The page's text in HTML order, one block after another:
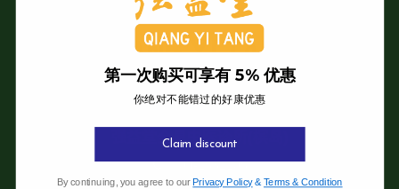
强益堂全息中医诊所
强益堂全息中医诊所(槟岛)
04-2832108
第一次购买可享有 5% 优惠
你绝对不能错过的好康优惠
Claim discount
By continuing, you agree to our Privacy Policy&Terms & Condition